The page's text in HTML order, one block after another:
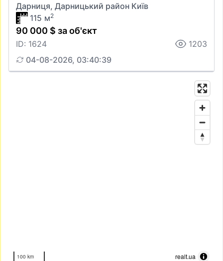
Дарниця, Дарницький район Київ
115 м2
90 000 $ за об'єкт
ID: 1624
1203
04-08-2026, 03:40:39
100 km realt.ua